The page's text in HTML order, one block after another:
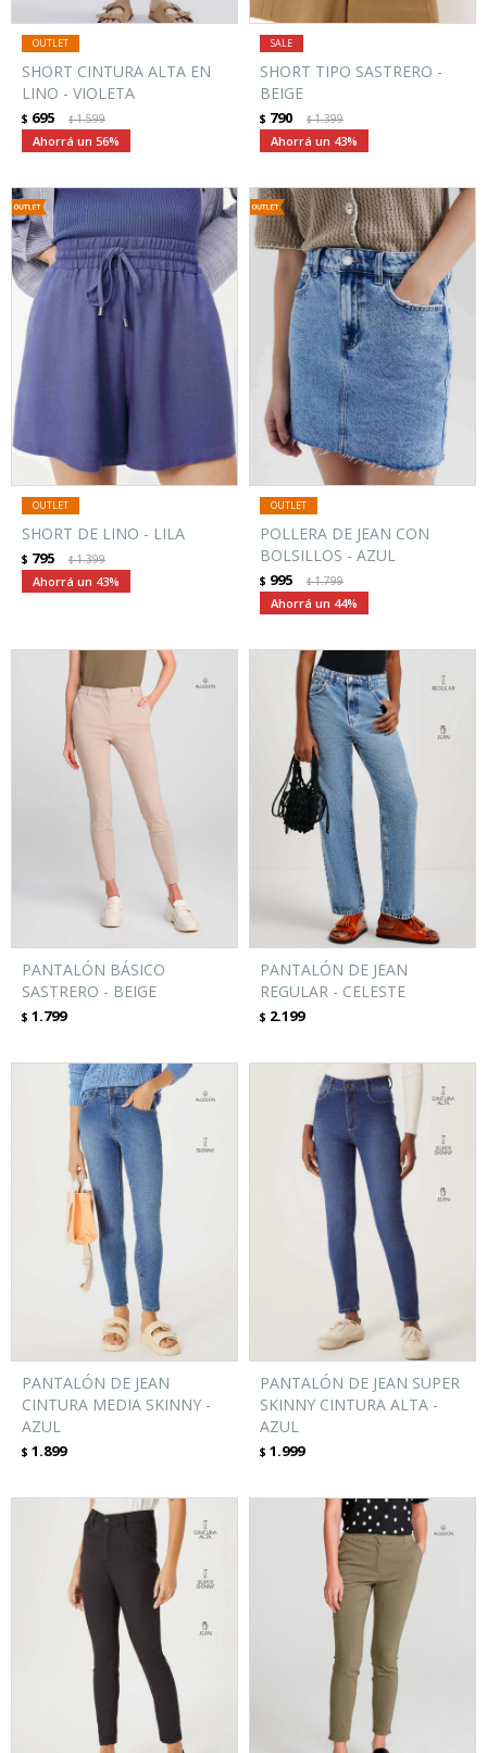
SHORT CINTURA ALTA EN
LINO - VIOLETA
$ 695 $1.599
56
SHORT TIPO SASTRERO -
BEIGE
$ 790 $1.399
43
SHORT DE LINO - LILA
$ 795 $1.399
43
POLLERA DE JEAN CON
BOLSILLOS - AZUL
$ 995 $1.799
44
PANTALÓN BÁSICO
SASTRERO - BEIGE
$ 1.799
PANTALÓN DE JEAN
REGULAR - CELESTE
$ 2.199
PANTALÓN DE JEAN
CINTURA MEDIA SKINNY -
AZUL
$ 1.899
PANTALÓN DE JEAN SUPER
SKINNY CINTURA ALTA -
AZUL
$ 1.999